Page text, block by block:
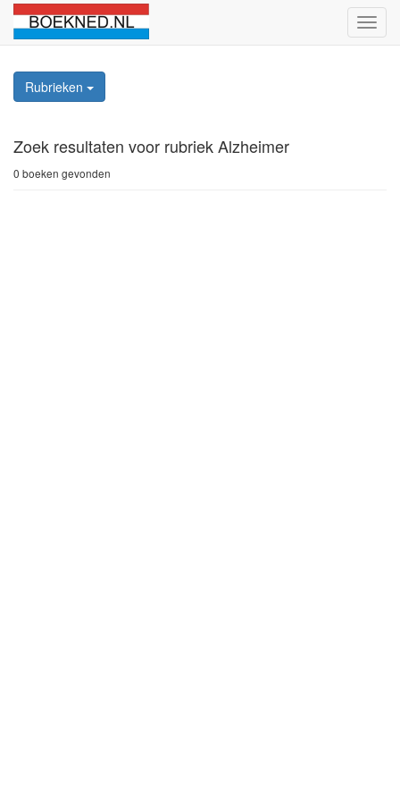
Rubrieken
Zoek resultaten voor rubriek Alzheimer
0 boeken gevonden